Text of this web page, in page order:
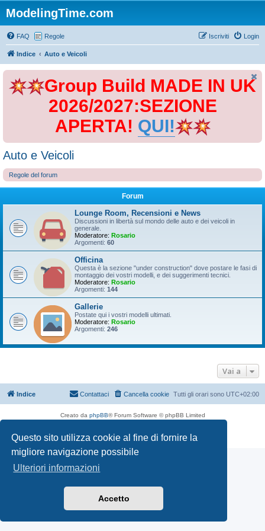
Questo sito utilizza cookie al fine di fornire la
migliore navigazione possibile
Ulteriori informazioni
Accetto
ModelingTime.com
FAQ Regole Login
Iscriviti
Indice Auto e Veicoli
Group Build MADE IN UK
2026/2027:SEZIONE
APERTA! QUI!
Auto e Veicoli
Regole del forum
Forum
Lounge Room, Recensioni e News
Discussioni in libertà sul mondo delle auto e dei veicoli in
generale.
Moderatore: Rosario
Argomenti: 60
Officina
Questa è la sezione "under construction" dove postare le fasi di
montaggio dei vostri modelli, e dei suggerimenti tecnici.
Moderatore: Rosario
Argomenti: 144
Gallerie
Postate qui i vostri modelli ultimati.
Moderatore: Rosario
Argomenti: 246
Vai a
Indice Tutti gli orari sono UTC+02:00
Cancella cookie
Contattaci
Creato da phpBB® Forum Software © phpBB Limited
Privacy| Condizioni